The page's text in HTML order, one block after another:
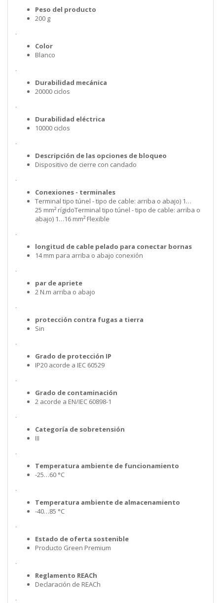
Peso del producto
200 g
.
Color
Blanco
.
Durabilidad mecánica
20000 ciclos
.
Durabilidad eléctrica
10000 ciclos
.
Descripción de las opciones de bloqueo
Dispositivo de cierre con candado
.
Conexiones - terminales
Terminal tipo túnel - tipo de cable: arriba o abajo) 1…
25 mm² rígidoTerminal tipo túnel - tipo de cable: arriba o
abajo) 1…16 mm² Flexible
.
longitud de cable pelado para conectar bornas
14 mm para arriba o abajo conexión
.
par de apriete
2 N.m arriba o abajo
.
protección contra fugas a tierra
Sin
.
Grado de protección IP
IP20 acorde a IEC 60529
.
Grado de contaminación
2 acorde a EN/IEC 60898-1
.
Categoría de sobretensión
III
.
Temperatura ambiente de funcionamiento
-25…60 °C
.
Temperatura ambiente de almacenamiento
-40…85 °C
.
Estado de oferta sostenible
Producto Green Premium
.
Reglamento REACh
Declaración de REACh
.